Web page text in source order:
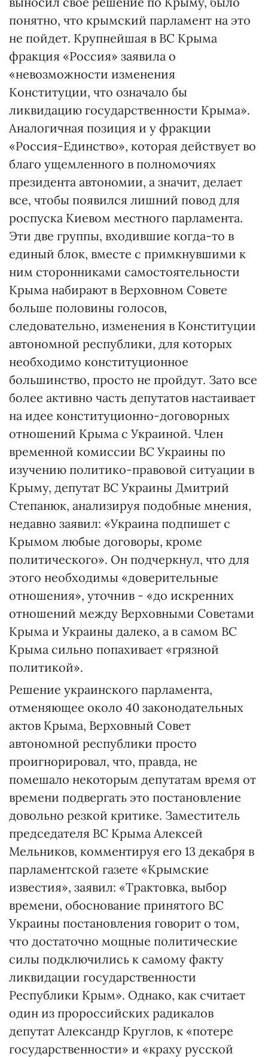
понятно, что крымский парламент на это
не пойдет. Крупнейшая в ВС Крыма
фракция «Россия» заявила о
«невозможности изменения
Конституции, что означало бы
ликвидацию государственности Крыма».
Аналогичная позиция и у фракции
«Россия-Единство», которая действует во
благо ущемленного в полномочиях
президента автономии, а значит, делает
все, чтобы появился лишний повод для
роспуска Киевом местного парламента.
Эти две группы, входившие когда-то в
единый блок, вместе с примкнувшими к
ним сторонниками самостоятельности
Крыма набирают в Верховном Совете
больше половины голосов,
следовательно, изменения в Конституции
автономной республики, для которых
необходимо конституционное
большинство, просто не пройдут. Зато все
более активно часть депутатов настаивает
на идее конституционно-договорных
отношений Крыма с Украиной. Член
временной комиссии ВС Украины по
изучению политико-правовой ситуации в
Крыму, депутат ВС Украины Дмитрий
Степанюк, анализируя подобные мнения,
недавно заявил: «Украина подпишет с
Крымом любые договоры, кроме
политического». Он подчеркнул, что для
этого необходимы «доверительные
отношения», уточнив - «до искренних
отношений между Верховными Советами
Крыма и Украины далеко, а в самом ВС
Крыма сильно попахивает «грязной
политикой».
Решение украинского парламента,
отменяющее около 40 законодательных
актов Крыма, Верховный Совет
автономной республики просто
проигнорировал, что, правда, не
помешало некоторым депутатам время от
времени подвергать это постановление
довольно резкой критике. Заместитель
председателя ВС Крыма Алексей
Мельников, комментируя его 13 декабря в
парламентской газете «Крымские
известия», заявил: «Трактовка, выбор
времени, обоснование принятого ВС
Украины постановления говорит о том,
что достаточно мощные политические
силы подключились к самому факту
ликвидации государственности
Республики Крым». Однако, как считает
один из пророссийских радикалов
депутат Александр Круглов, к «потере
государственности» и «краху русской